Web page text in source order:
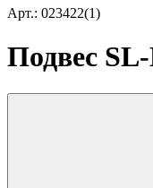
Арт.: 023422(1)
Подвес